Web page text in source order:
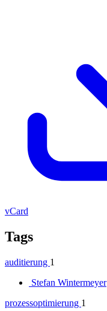
vCard
Tags
auditierung 1
Stefan Wintermeyer
prozessoptimierung 1